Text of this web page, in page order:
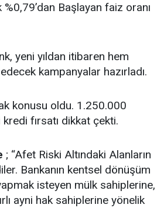
Başlayan faiz oranı
yeni yıldan itibaren hem
kampanyalar hazırladı.
konusu oldu. 1.250.000
fırsatı dikkat çekti.
; “Afet Riski Altındaki Alanların
Bankanın kentsel dönüşüm
isteyen mülk sahiplerine,
ayni hak sahiplerine yönelik